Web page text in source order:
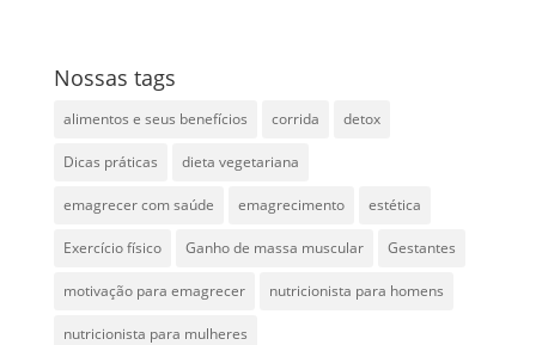
Nossas tags
alimentos e seus benefícios corrida detox
Dicas práticas dieta vegetariana
emagrecer com saúde emagrecimento estética
Exercício físico Ganho de massa muscular Gestantes
motivação para emagrecer nutricionista para homens
nutricionista para mulheres